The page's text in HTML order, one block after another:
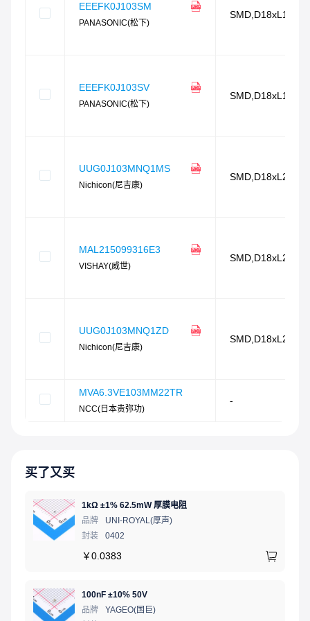
EEEFK0J103SM
PANASONIC(松下)
EEEFK0J103SV
PANASONIC(松下)
UUG0J103MNQ1MS
Nichicon(尼吉康)
MAL215099316E3
VISHAY(威世)
SMD,D18xL24mm
UUG0J103MNQ1ZD
Nichicon(尼吉康)
MVA6.3VE103MM22TR
NCC(日本贵弥功)
-
买了又买
1kΩ ±1% 62.5mW 厚膜电阻
品牌
UNI-ROYAL(厚声)
封装
0402
￥0.0383
100nF ±10% 50V
品牌
YAGEO(国巨)